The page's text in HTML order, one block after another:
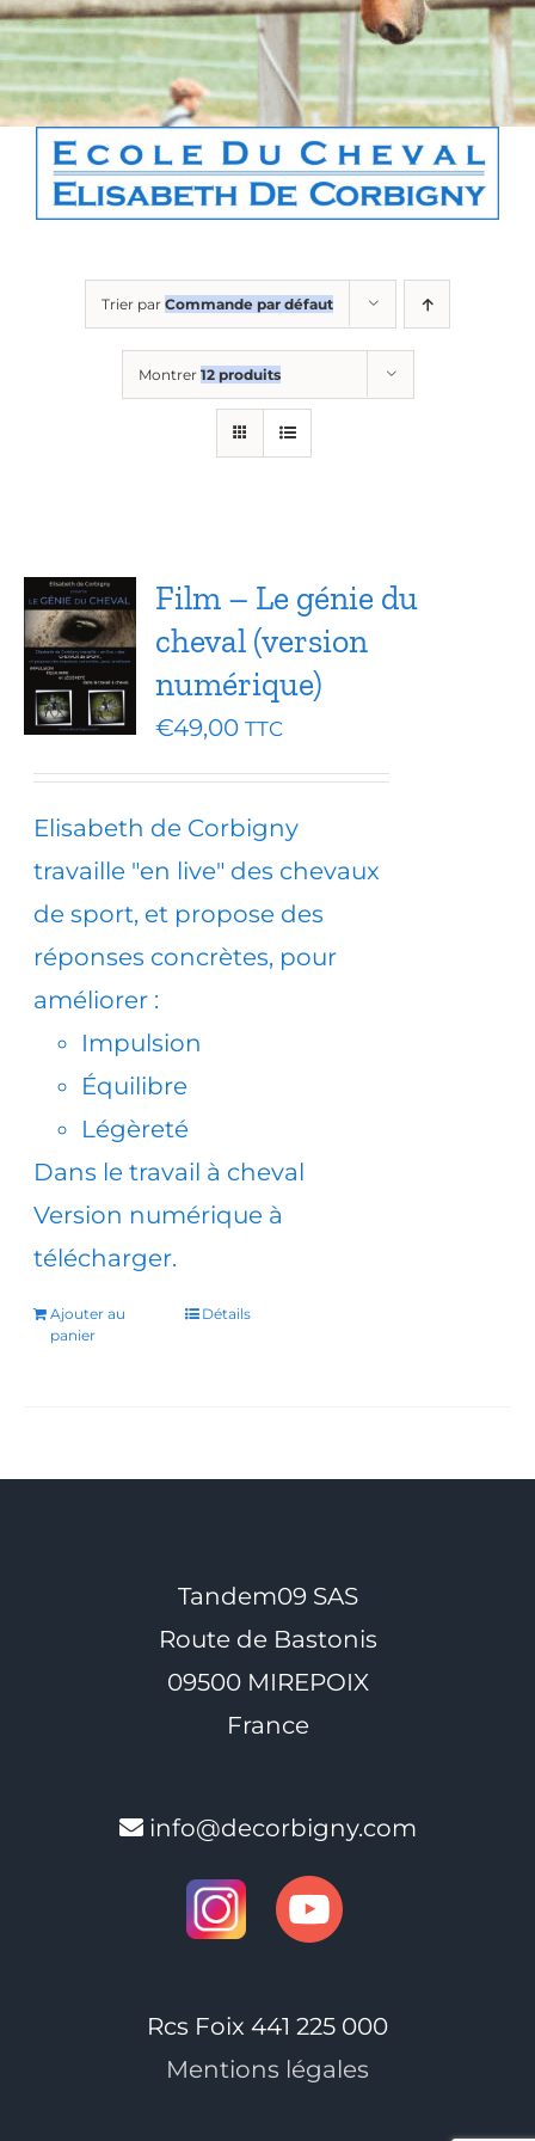
Boutique
Contact
Panier
Trier par Commande par défaut
Montrer 12 produits
Film – Le génie du
cheval (version
numérique)
€49,00 TTC
Elisabeth de Corbigny
travaille "en live" des chevaux
de sport, et propose des
réponses concrètes, pour
améliorer :
Impulsion
Équilibre
Légèreté
Dans le travail à cheval
Version numérique à
télécharger.
Ajouter au
panier
Détails
Tandem09 SAS
Route de Bastonis
09500 MIREPOIX
France
info@decorbigny.com
Rcs Foix 441 225 000
Mentions légales